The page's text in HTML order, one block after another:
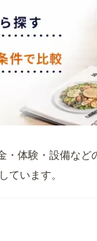
体験・設備など
ています。